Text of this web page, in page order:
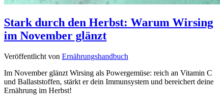
Stark durch den Herbst: Warum Wirsing
im November glänzt
Veröffentlicht von Ernährungshandbuch
Im November glänzt Wirsing als Powergemüse: reich an Vitamin C
und Ballaststoffen, stärkt er dein Immunsystem und bereichert deine
Ernährung im Herbst!